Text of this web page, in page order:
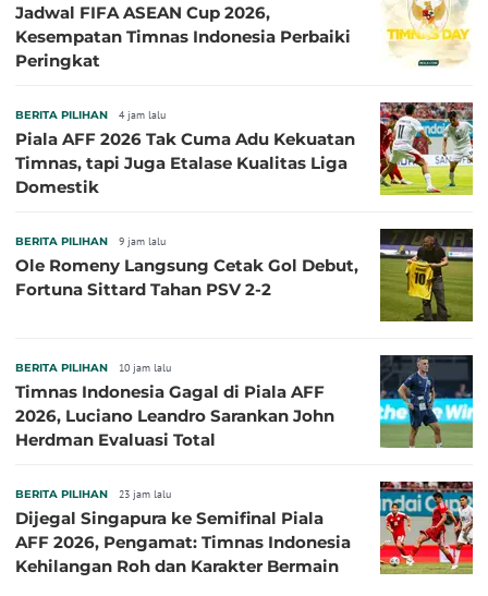
Jadwal FIFA ASEAN Cup 2026,
Kesempatan Timnas Indonesia Perbaiki
Peringkat
BERITA PILIHAN 4 jam lalu
Piala AFF 2026 Tak Cuma Adu Kekuatan
Timnas, tapi Juga Etalase Kualitas Liga
Domestik
BERITA PILIHAN 9 jam lalu
Ole Romeny Langsung Cetak Gol Debut,
Fortuna Sittard Tahan PSV 2-2
BERITA PILIHAN 10 jam lalu
Timnas Indonesia Gagal di Piala AFF
2026, Luciano Leandro Sarankan John
Herdman Evaluasi Total
BERITA PILIHAN 23 jam lalu
Dijegal Singapura ke Semifinal Piala
AFF 2026, Pengamat: Timnas Indonesia
Kehilangan Roh dan Karakter Bermain